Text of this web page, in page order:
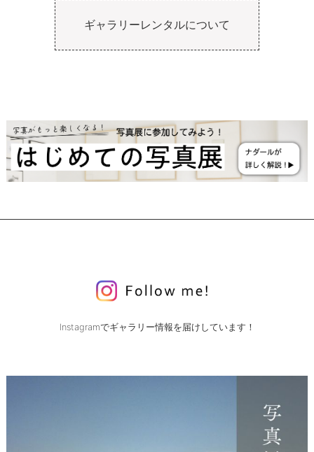
ギャラリーレンタルについて
Instagramでギャラリー情報を届けしています！